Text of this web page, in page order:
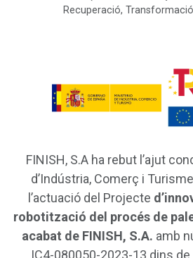
Recuperació,
FINISH, S.A ha rebut l’ajut
d’Indústria, Comerç i
l’actuació del Projecte
robotització del procés de
acabat de FINISH, S.A. amb
IC4-080050-2023-13 dins de